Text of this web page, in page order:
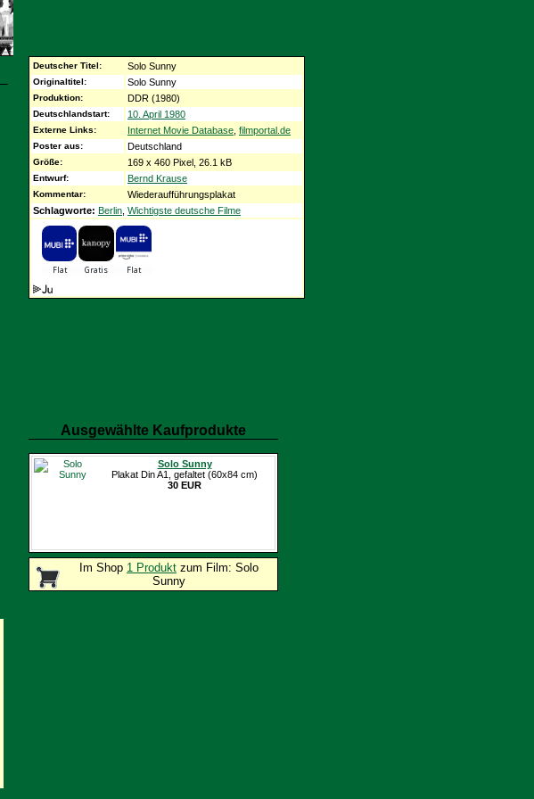
Deutscher Titel: Solo Sunny
Originaltitel: Solo Sunny
Produktion: DDR (1980)
Deutschlandstart: 10. April 1980
Externe Links: Internet Movie Database filmportal.de
Poster aus: Deutschland
Größe: 169 x 460 Pixel, 26.1 kB
Entwurf: Bernd Krause
Kommentar:
Wiederaufführungsplakat
Schlagworte: Berlin Wichtigste deutsche Filme
Ausgewählte Kaufprodukte
Solo Sunny
Plakat Din A1, gefaltet (60x84 cm)
30 EUR
Im Shop 1 Produkt zum Film: Solo
Sunny